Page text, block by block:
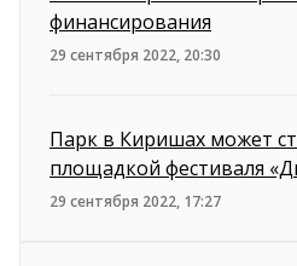
финансирования
29 сентября 2022, 20:30
Парк в Киришах может
площадкой фестиваля
29 сентября 2022, 17:27